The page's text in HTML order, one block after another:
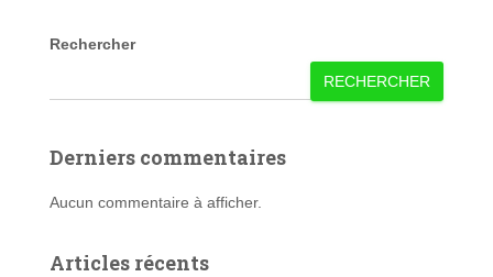
Rechercher
RECHERCHER
Derniers commentaires
Aucun commentaire à afficher.
Articles récents